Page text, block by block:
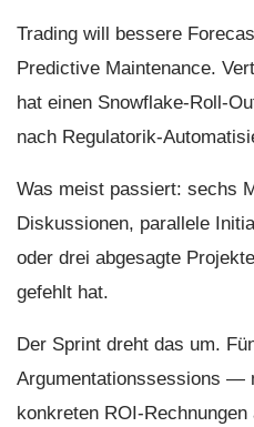
Trading will bessere
Predictive Maintenance.
hat einen Snowflake-Roll-
nach Regulatorik-
Was meist passiert: sechs
Diskussionen, parallele
oder drei abgesagte
gefehlt hat.
Der Sprint dreht das um.
Argumentationssessions —
konkreten ROI-